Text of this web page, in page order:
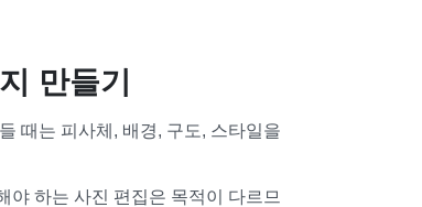
만들기
때는 피사체, 배경, 구도, 스타일을
야 하는 사진 편집은 목적이 다르므